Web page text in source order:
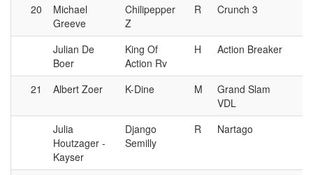
20
Michael
Greeve
Chilipepper
Z
R Crunch 3
Julian De
Boer
King Of
Action Rv
H Action Breaker
21 Albert Zoer K-Dine M
Grand Slam
VDL
Julia
Houtzager -
Kayser
Django
Semilly
R Nartago